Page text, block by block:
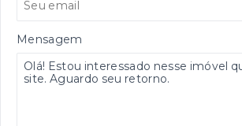
Mensagem